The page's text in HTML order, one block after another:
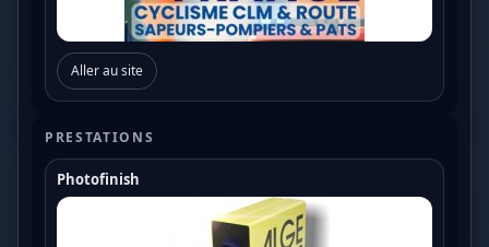
Aller au site
PRESTATIONS
Photofinish